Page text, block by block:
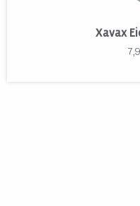
Xavax